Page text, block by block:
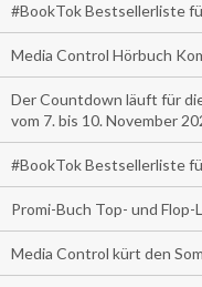
#BookTok Bestsellerliste
Media Control Hörbuch
Der Countdown läuft für
vom 7. bis 10. November
#BookTok Bestsellerliste
Promi-Buch Top- und
Media Control kürt den